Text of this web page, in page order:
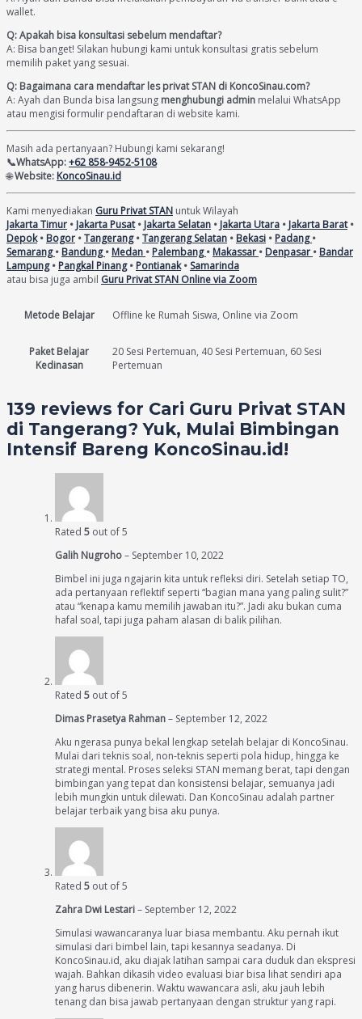
wallet.
Q: Apakah bisa konsultasi sebelum mendaftar?
A: Bisa banget! Silakan hubungi kami untuk konsultasi gratis sebelum
memilih paket yang sesuai.
Q: Bagaimana cara mendaftar les privat STAN di KoncoSinau.com?
A: Ayah dan Bunda bisa langsung menghubungi admin melalui WhatsApp
atau mengisi formulir pendaftaran di website kami.
Masih ada pertanyaan? Hubungi kami sekarang!
📞WhatsApp:+62 858-9452-5108
🌐Website: KoncoSinau.id
Kami menyediakan Guru Privat STAN untuk Wilayah
Jakarta Timur • Jakarta Pusat• Jakarta Selatan • Jakarta Utara • Jakarta Barat•
Depok• Bogor •Tangerang•Tangerang Selatan • Bekasi • Padang•
Semarang• Bandung• Medan • Palembang• Makassar • Denpasar • Bandar
Lampung • Pangkal Pinang • Pontianak • Samarinda
atau bisa juga ambil Guru Privat STAN Online via Zoom
Metode Belajar Offline ke Rumah Siswa, Online via Zoom
Paket Belajar
Kedinasan
20 Sesi Pertemuan, 40 Sesi Pertemuan, 60 Sesi
Pertemuan
139 reviews for Cari Guru Privat STAN
di Tangerang? Yuk, Mulai Bimbingan
Intensif Bareng KoncoSinau.id!
Rated 5 out of 5
Galih Nugroho– September 10, 2022
Bimbel ini juga ngajarin kita untuk refleksi diri. Setelah setiap TO,
ada pertanyaan reflektif seperti “bagian mana yang paling sulit?”
atau “kenapa kamu memilih jawaban itu?”. Jadi aku bukan cuma
hafal soal, tapi juga paham alasan di balik pilihan.
Rated 5 out of 5
Dimas Prasetya Rahman– September 12, 2022
Aku ngerasa punya bekal lengkap setelah belajar di KoncoSinau.
Mulai dari teknis soal, non-teknis seperti pola hidup, hingga ke
strategi mental. Proses seleksi STAN memang berat, tapi dengan
bimbingan yang tepat dan konsistensi belajar, semuanya jadi
lebih mungkin untuk dilewati. Dan KoncoSinau adalah partner
belajar terbaik yang bisa aku punya.
Rated 5 out of 5
Zahra Dwi Lestari– September 12, 2022
Simulasi wawancaranya luar biasa membantu. Aku pernah ikut
simulasi dari bimbel lain, tapi kesannya seadanya. Di
KoncoSinau.id, aku diajak latihan sampai cara duduk dan ekspresi
wajah. Bahkan dikasih video evaluasi biar bisa lihat sendiri apa
yang harus dibenerin. Waktu wawancara asli, aku jauh lebih
tenang dan bisa jawab pertanyaan dengan struktur yang rapi.